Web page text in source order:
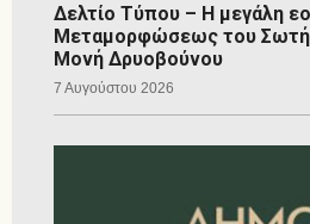
Δελτίο Τύπου – Η μεγάλη
Μεταμορφώσεως του
Μονή Δρυοβούνου
7 Αυγούστου 2026